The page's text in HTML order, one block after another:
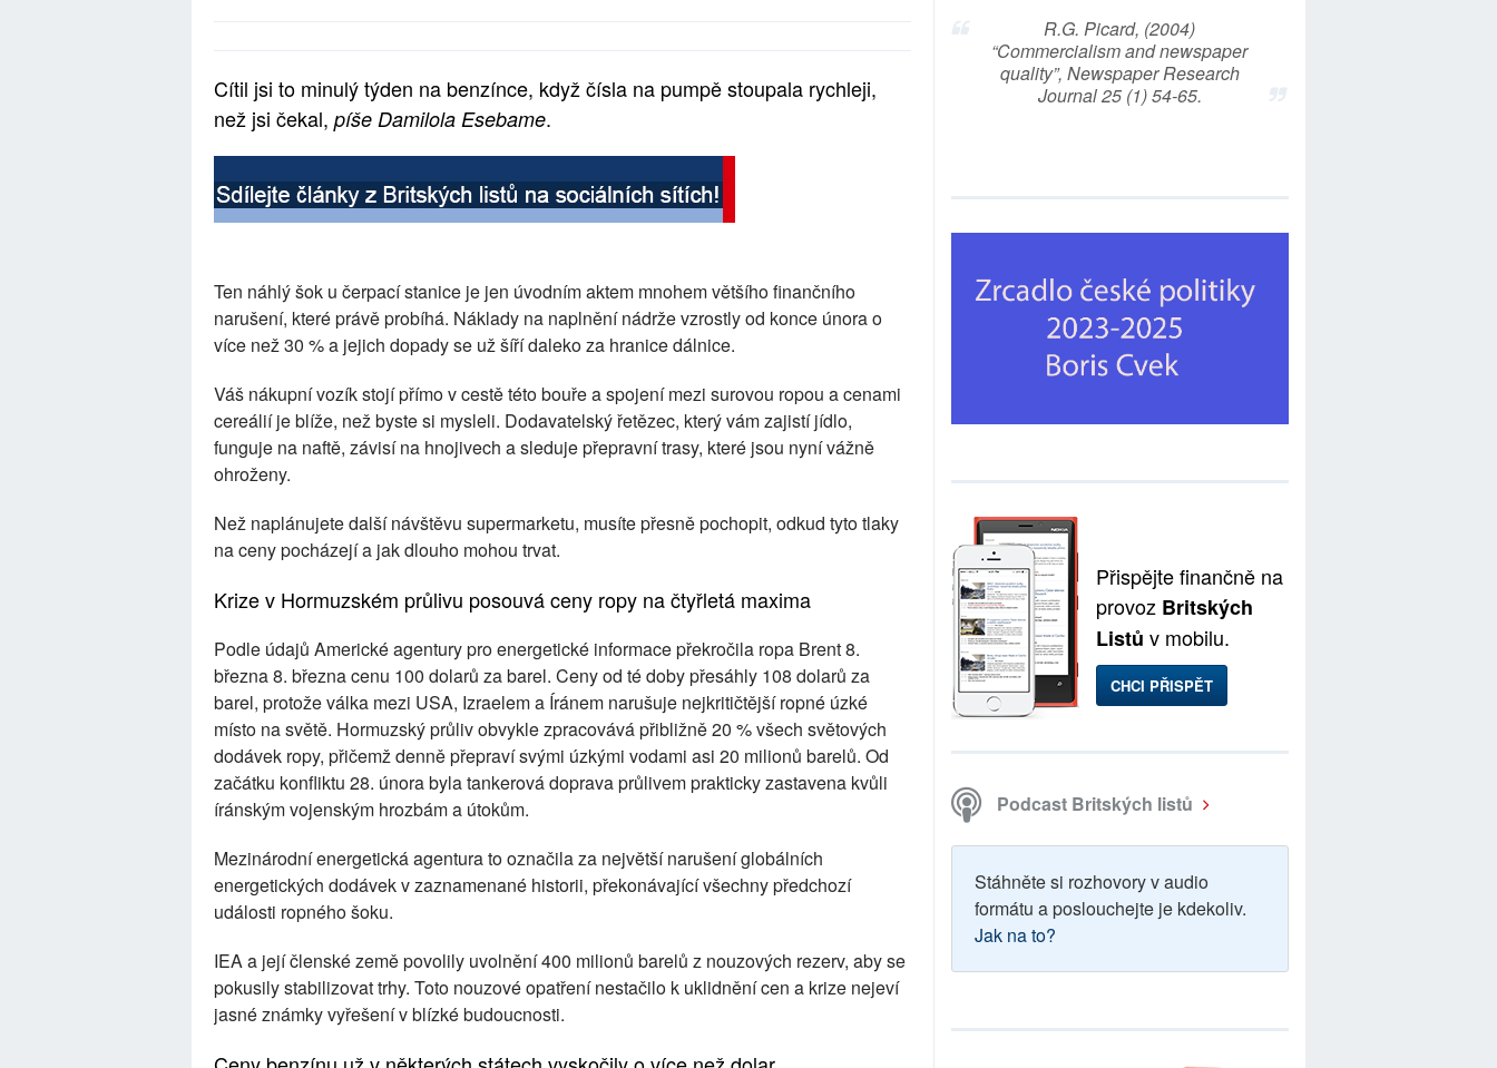
Cítil jsi to minulý týden na benzínce, když čísla na pumpě stoupala rychleji,
než jsi čekal, píše Damilola Esebame.
Ten náhlý šok u čerpací stanice je jen úvodním aktem mnohem většího finančního
narušení, které právě probíhá. Náklady na naplnění nádrže vzrostly od konce února o
více než 30 % a jejich dopady se už šíří daleko za hranice dálnice.
Váš nákupní vozík stojí přímo v cestě této bouře a spojení mezi surovou ropou a cenami
cereálií je blíže, než byste si mysleli. Dodavatelský řetězec, který vám zajistí jídlo,
funguje na naftě, závisí na hnojivech a sleduje přepravní trasy, které jsou nyní vážně
ohroženy.
Než naplánujete další návštěvu supermarketu, musíte přesně pochopit, odkud tyto tlaky
na ceny pocházejí a jak dlouho mohou trvat.
Krize v Hormuzském průlivu posouvá ceny ropy na čtyřletá maxima
Podle údajů Americké agentury pro energetické informace překročila ropa Brent 8.
března 8. března cenu 100 dolarů za barel. Ceny od té doby přesáhly 108 dolarů za
barel, protože válka mezi USA, Izraelem a Íránem narušuje nejkritičtější ropné úzké
místo na světě. Hormuzský průliv obvykle zpracovává přibližně 20 % všech světových
dodávek ropy, přičemž denně přepraví svými úzkými vodami asi 20 milionů barelů. Od
začátku konfliktu 28. února byla tankerová doprava průlivem prakticky zastavena kvůli
íránským vojenským hrozbám a útokům.
Mezinárodní energetická agentura to označila za největší narušení globálních
energetických dodávek v zaznamenané historii, překonávající všechny předchozí
události ropného šoku.
IEA a její členské země povolily uvolnění 400 milionů barelů z nouzových rezerv, aby se
pokusily stabilizovat trhy. Toto nouzové opatření nestačilo k uklidnění cen a krize nejeví
jasné známky vyřešení v blízké budoucnosti.
R.G. Picard, (2004)
“Commercialism and newspaper
quality”, Newspaper Research
Journal 25 (1) 54-65.
Přispějte finančně na
provoz Britských
Listů v mobilu.
CHCI PŘISPĚT
Podcast Britských listů
Stáhněte si rozhovory v audio
formátu a poslouchejte je kdekoliv.
Jak na to?